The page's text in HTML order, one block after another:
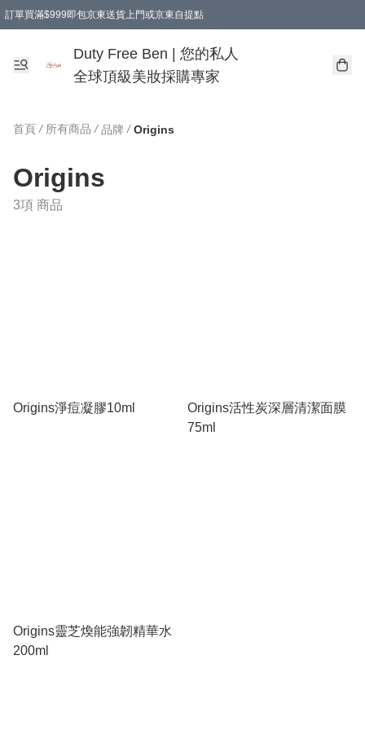
訂單買滿$999即包京東送貨上門或京東自提點
Duty Free Ben | 您的私人
全球頂級美妝採購專家
首頁 / 所有商品 / 品牌 / Origins
Origins
3項 商品
Origins淨痘凝膠10ml
Origins活性炭深層清潔面膜
75ml
Origins靈芝煥能強韌精華水
200ml